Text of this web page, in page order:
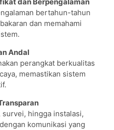
bertahun-tahun
dan memahami
Andal
perangkat berkualitas
memastikan sistem
hingga instalasi,
komunikasi yang